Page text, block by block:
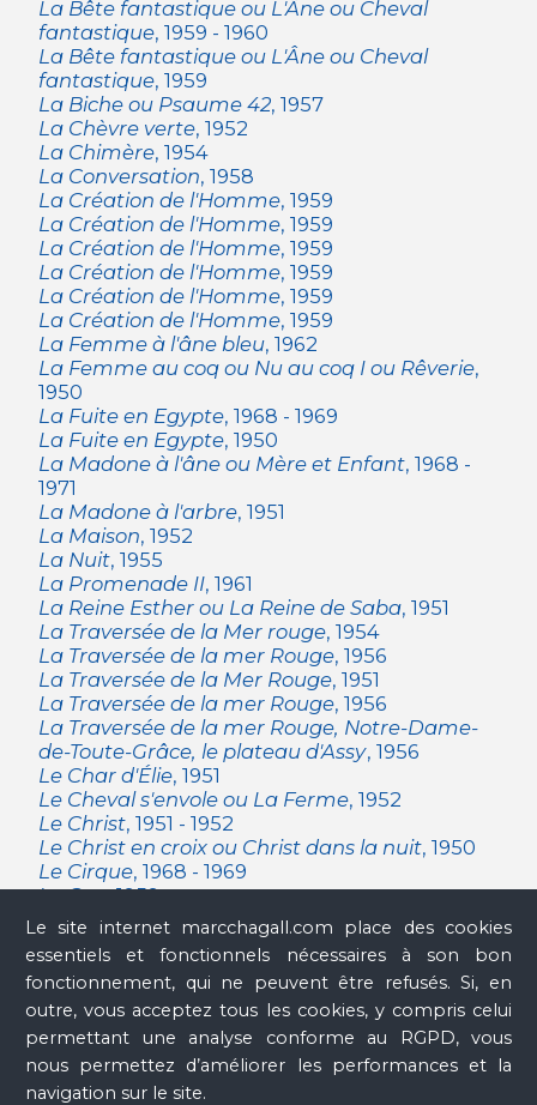
Le site internet marcchagall.com place des cookies
essentiels et fonctionnels nécessaires à son bon
fonctionnement, qui ne peuvent être refusés. Si, en
outre, vous acceptez tous les cookies, y compris celui
permettant une analyse conforme au RGPD, vous
nous permettez d’améliorer les performances et la
navigation sur le site.
La Bête fantastique ou L'Âne ou Cheval
fantastique, 1959 - 1960
La Bête fantastique ou L'Âne ou Cheval
fantastique, 1959
La Biche ou Psaume 42, 1957
La Chèvre verte, 1952
La Chimère, 1954
La Conversation, 1958
La Création de l'Homme, 1959
La Création de l'Homme, 1959
La Création de l'Homme, 1959
La Création de l'Homme, 1959
La Création de l'Homme, 1959
La Création de l'Homme, 1959
La Femme à l'âne bleu, 1962
La Femme au coq ou Nu au coq I ou Rêverie,
1950
La Fuite en Egypte, 1968 - 1969
La Fuite en Egypte, 1950
La Madone à l'âne ou Mère et Enfant, 1968 -
1971
La Madone à l'arbre, 1951
La Maison, 1952
La Nuit, 1955
La Promenade II, 1961
La Reine Esther ou La Reine de Saba, 1951
La Traversée de la Mer rouge, 1954
La Traversée de la mer Rouge, 1956
La Traversée de la Mer Rouge, 1951
La Traversée de la mer Rouge, 1956
La Traversée de la mer Rouge, Notre-Dame-
de-Toute-Grâce, le plateau d'Assy, 1956
Le Char d'Élie, 1951
Le Cheval s'envole ou La Ferme, 1952
Le Christ, 1951 - 1952
Le Christ en croix ou Christ dans la nuit, 1950
Le Cirque, 1968 - 1969
Le Coq, 1959
Le Coq, 1954
Le Coq
, 1959
Le Coq ou Amoureux dans le coq, 1961
Le Coq , 1958 - 1959
Le Couple, 1962
Le Couple à l'oiseau ou Les Amoureux sur le
coq ou Les Amoureux et le Coq, 1952
Le Matin ou Nu à l'oiseau